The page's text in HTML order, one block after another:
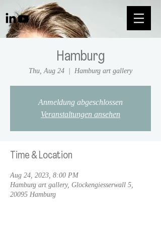
Hamburg
Thu, Aug 24 Hamburg art gallery
Anmeldung abgeschlossen
Veranstaltungen ansehen
Time & Location
Aug 24, 2023, 8:00 PM
Hamburg art gallery, Glockengiesserwall 5,
20095 Hamburg